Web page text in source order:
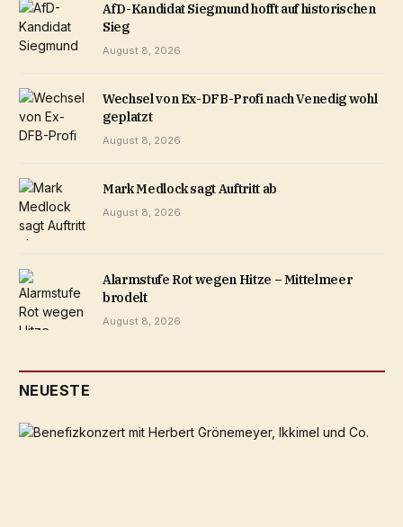
AfD-Kandidat Siegmund hofft auf historischen
Sieg
August 8, 2026
Wechsel von Ex-DFB-Profi nach Venedig wohl
geplatzt
August 8, 2026
Mark Medlock sagt Auftritt ab
August 8, 2026
Alarmstufe Rot wegen Hitze – Mittelmeer
brodelt
August 8, 2026
NEUESTE